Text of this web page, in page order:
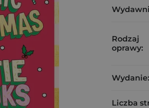
Rodzaj
oprawy:
Wydanie:
Liczba